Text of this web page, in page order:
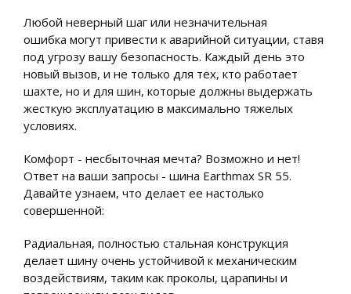
Любой неверный шаг или незначительная
ошибка могут привести к аварийной ситуации, ставя
под угрозу вашу безопасность. Каждый день это
новый вызов, и не только для тех, кто работает
шахте, но и для шин, которые должны выдержать
жесткую эксплуатацию в максимально тяжелых
условиях.
Комфорт - несбыточная мечта? Возможно и нет!
Ответ на ваши запросы - шина Earthmax SR 55.
Давайте узнаем, что делает ее настолько
совершенной:
Радиальная, полностью стальная конструкция
делает шину очень устойчивой к механическим
воздействиям, таким как проколы, царапины и